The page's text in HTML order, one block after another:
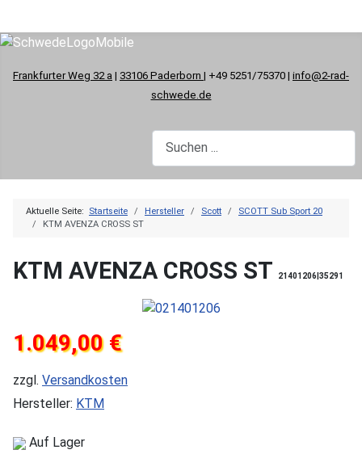
Frankfurter Weg 32 a | 33106 Paderborn | +49 5251/75370 | info@2-rad-
schwede.de
Aktuelle Seite: Startseite Hersteller Scott
SCOTT Sub Sport 20
KTM AVENZA CROSS ST
KTM AVENZA CROSS ST 21401206|35291
1.049,00 €
zzgl. Versandkosten
Hersteller: KTM
Auf Lager